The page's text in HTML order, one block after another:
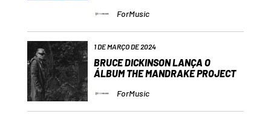
ForMusic
1 DE MARÇO DE 2024
BRUCE DICKINSON LANÇA O
ÁLBUM THE MANDRAKE PROJECT
ForMusic